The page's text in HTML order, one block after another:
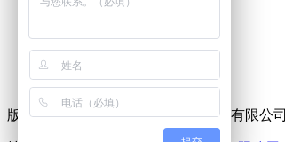
视频中心
联系我们
XML
网站地图
版权所有©：山东临朐巨能烘干设备有限公司